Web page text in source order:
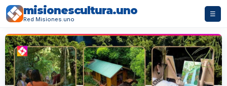
misionescultura.uno
Red Misiones.uno
☰